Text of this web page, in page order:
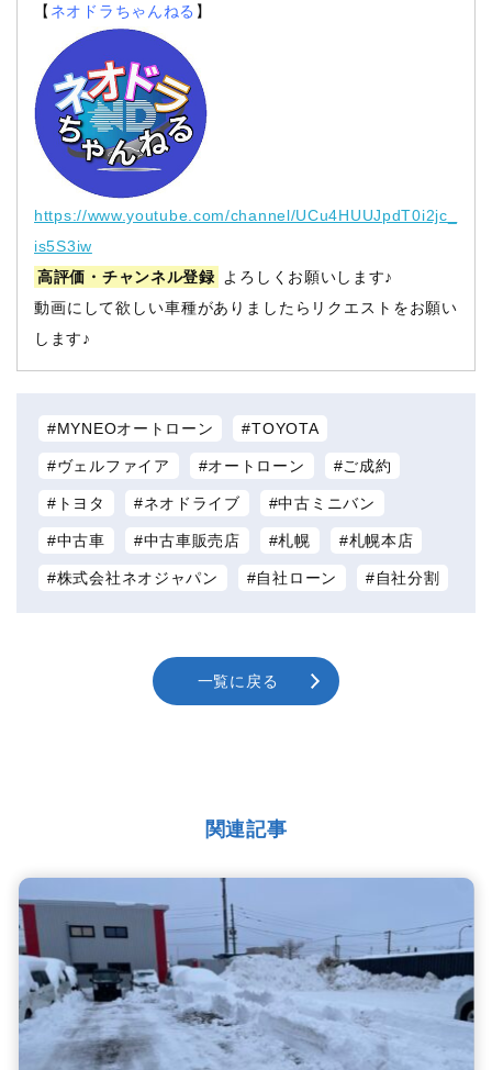
【 ネオドラちゃんねる 】
https://www.youtube.com/channel/UCu4HUUJpdT0i2jc_
is5S3iw
高評価・チャンネル登録
よろしくお願いします♪
動画にして欲しい車種がありましたらリクエストをお願い
します♪
MYNEOオートローン TOYOTA
ヴェルファイア オートローン ご成約
トヨタ ネオドライブ 中古ミニバン
中古車 中古車販売店 札幌 札幌本店
株式会社ネオジャパン 自社ローン 自社分割
一覧に戻る
関連記事